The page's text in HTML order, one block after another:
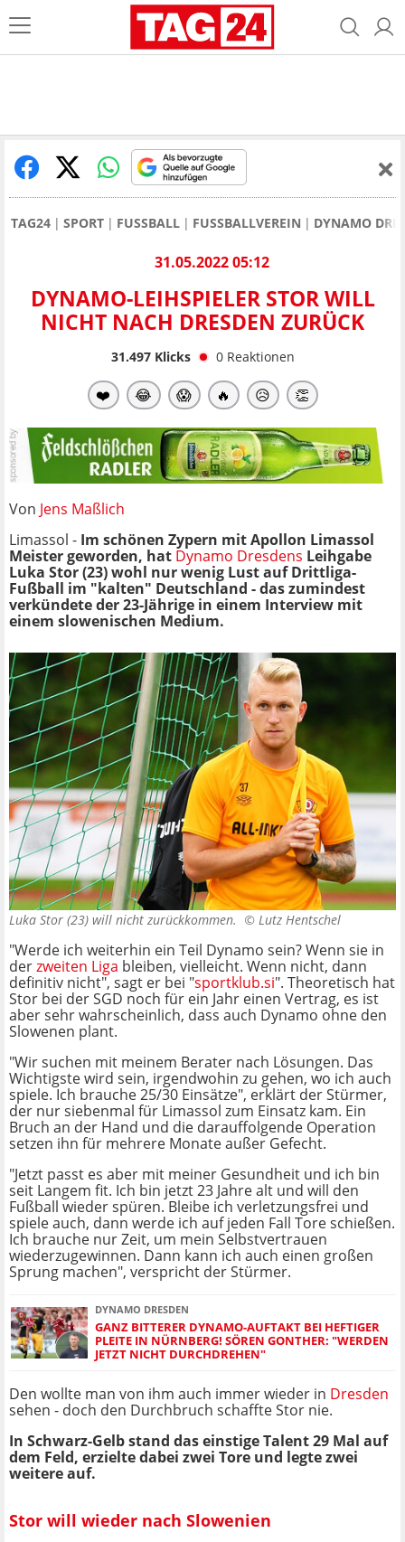
TAG24 SPORT FUSSBALL FUSSBALLVEREIN DYNAMO
31.05.2022 05:12
DYNAMO-LEIHSPIELER STOR WILL
NICHT NACH DRESDEN ZURÜCK
31.497Klicks 0 Reaktionen
❤️ 😂 😱 🔥 😥 👏
Von Jens Maßlich
Limassol - Im schönen Zypern mit Apollon Limassol
Meister geworden, hat Dynamo Dresdens Leihgabe
Luka Stor (23) wohl nur wenig Lust auf Drittliga-
Fußball im "kalten" Deutschland - das zumindest
verkündete der 23-Jährige in einem Interview mit
einem slowenischen Medium.
Luka Stor (23) will nicht zurückkommen. © Lutz Hentschel
"Werde ich weiterhin ein Teil Dynamo sein? Wenn sie in
derzweiten Liga bleiben, vielleicht. Wenn nicht, dann
definitiv nicht", sagt er bei "sportklub.si". Theoretisch hat
Stor bei der SGD noch für ein Jahr einen Vertrag, es ist
aber sehr wahrscheinlich, dass auch Dynamo ohne den
Slowenen plant.
"Wir suchen mit meinem Berater nach Lösungen. Das
Wichtigste wird sein, irgendwohin zu gehen, wo ich auch
spiele. Ich brauche 25/30 Einsätze", erklärt der Stürmer,
der nur siebenmal für Limassol zum Einsatz kam. Ein
Bruch an der Hand und die darauffolgende Operation
setzen ihn für mehrere Monate außer Gefecht.
"Jetzt passt es aber mit meiner Gesundheit und ich bin
seit Langem fit. Ich bin jetzt 23 Jahre alt und will den
Fußball wieder spüren. Bleibe ich verletzungsfrei und
spiele auch, dann werde ich auf jeden Fall Tore schießen.
Ich brauche nur Zeit, um mein Selbstvertrauen
wiederzugewinnen. Dann kann ich auch einen großen
Sprung machen", verspricht der Stürmer.
DYNAMO DRESDEN
GANZ BITTERER DYNAMO-AUFTAKT BEI HEFTIGER
PLEITE IN NÜRNBERG! SÖREN GONTHER: "WERDEN
JETZT NICHT DURCHDREHEN"
Den wollte man von ihm auch immer wieder in Dresden
sehen - doch den Durchbruch schaffte Stor nie.
In Schwarz-Gelb stand das einstige Talent 29 Mal auf
dem Feld, erzielte dabei zwei Tore und legte zwei
weitere auf.
Stor will wieder nach Slowenien